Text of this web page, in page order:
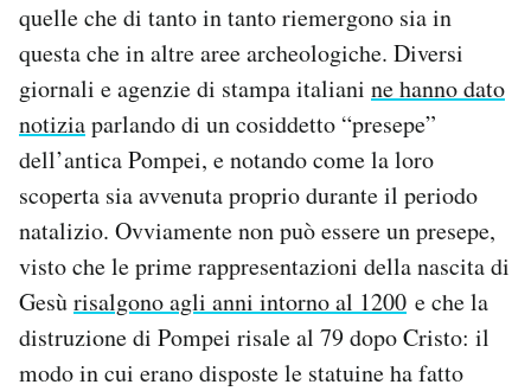
Area Personale
Newsletter
Notifiche mobile
Hai bisogno di aiuto?
Esci
quelle che di tanto in tanto riemergono sia in
questa che in altre aree archeologiche. Diversi
giornali e agenzie di stampa italiani ne hanno dato
notiziaparlando di un cosiddetto “presepe”
dell’antica Pompei, e notando come la loro
scoperta sia avvenuta proprio durante il periodo
natalizio. Ovviamente non può essere un presepe,
visto che le prime rappresentazioni della nascita di
Gesùrisalgono agli anni intorno al 1200 e che la
distruzione di Pompei risale al 79 dopo Cristo: il
modo in cui erano disposte le statuine ha fatto